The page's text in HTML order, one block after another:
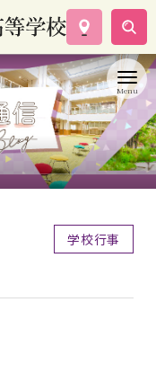
学校行事